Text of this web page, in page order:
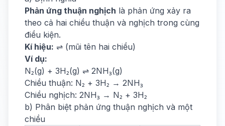
Phản ứng thuận nghịch là phản ứng xảy ra
theo cả hai chiều thuận và nghịch trong cùng
điều kiện.
Kí hiệu: ⇌ (mũi tên hai chiều)
Ví dụ:
N₂(g) + 3H₂(g) ⇌ 2NH₃(g)
Chiều thuận: N₂ + 3H₂ → 2NH₃
Chiều nghịch: 2NH₃ → N₂ + 3H₂
b) Phân biệt phản ứng thuận nghịch và một
chiều